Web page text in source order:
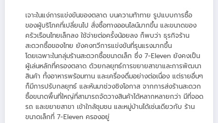
เจาะในแง่การแข่งขันของตลาด บนความท้าทาย รูปแบบการซื้อ
ของผู้บริโภคที่เปลี่ยนไป สั่งซื้อทางออนไลน์มากขึ้น และขนาดของ
ครัวเรือนไทยเล็กลง ใช้จ่ายต่อครั้งน้อยลง ก็พบว่า ธุรกิจร้าน
สะดวกซื้อของไทย ยังคงทวีการแข่งขันที่รุนแรงมากขึ้น
โดยเฉพาะในกลุ่มร้านสะดวกซื้อขนาดเล็ก ซึ่ง 7-Eleven ยังคงเป็น
ผู้เล่นหลักที่ครองตลาด ด้วยกลยุทธ์การขยายสาขาและการพัฒนา
สินค้า ทั้งอาหารพร้อมทาน และเครื่องดื่มอย่างต่อเนื่อง แต่รายอื่นๆ
ก็มีการปรับกลยุทธ์ และหันมาช่วงชิงโอกาส จากการส่งร้านสะดวก
ซื้อขนาดพื้นที่ใหญ่ที่สามารถจัดวางสินค้าได้หลากหลายกว่า มีที่จอด
รถ และขยายสาขา เข้าใกล้ชุมชน และหมู่บ้านได้เช่นเดียวกับ ร้าน
ขนาดเล็กที่ 7-Eleven ครองอยู่